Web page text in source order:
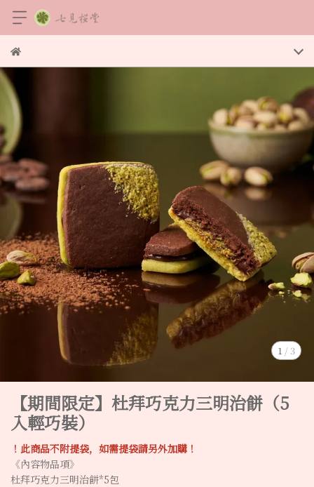
1 / 3
【期間限定】杜拜巧克力三明治餅（5
入輕巧裝）
！此商品不附提袋，如需提袋請另外加購！
《內容物品項》
杜拜巧克力三明治餅*5包